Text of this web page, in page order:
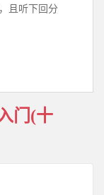
且听下回分
门(十